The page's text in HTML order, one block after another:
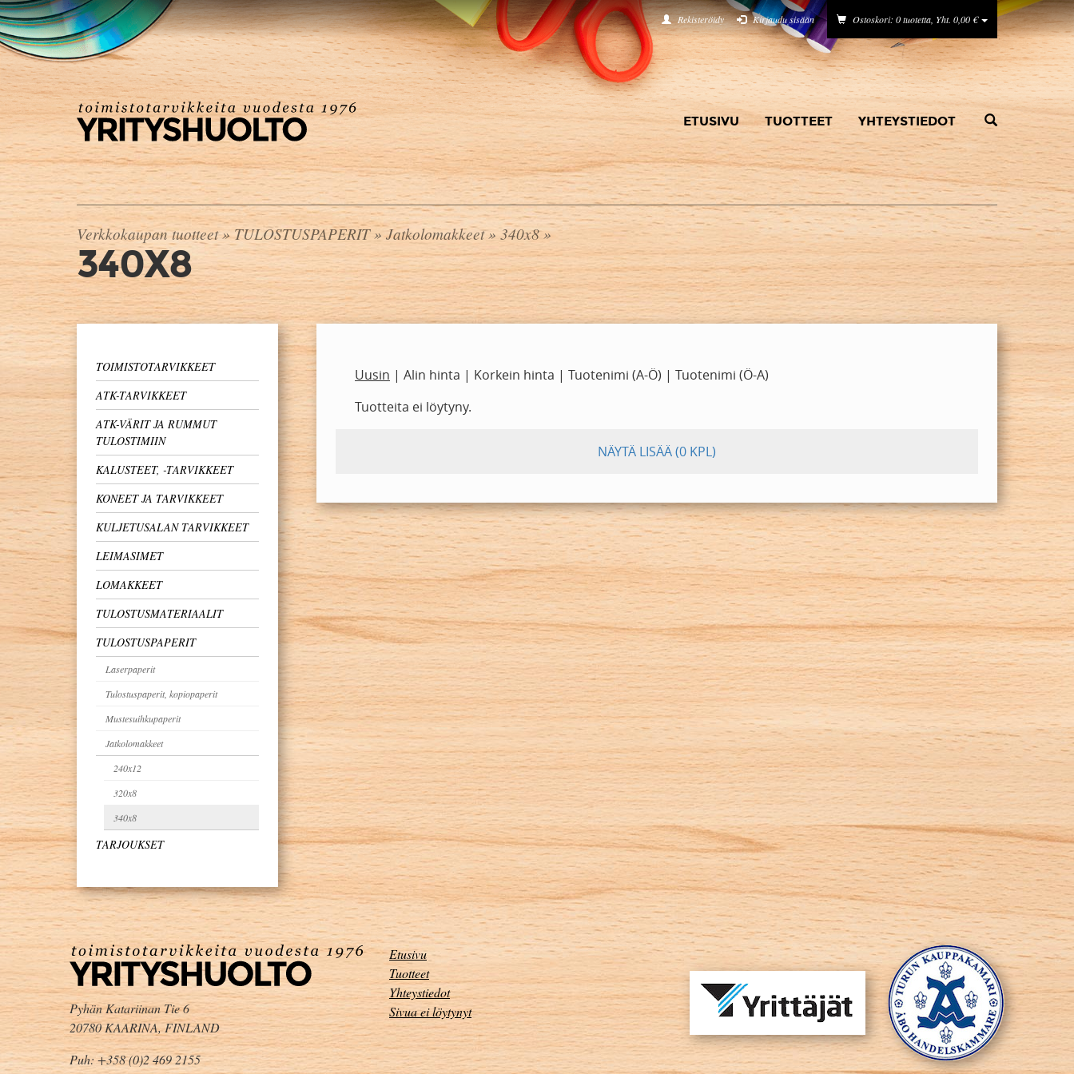
Rekisteröidy Kirjaudu sisään Ostoskori: 0 tuotetta, Yht. 0,00 €
ETUSIVU TUOTTEET YHTEYSTIEDOT
Verkkokaupan tuotteet»TULOSTUSPAPERIT»Jatkolomakkeet» 340x8»
340X8
TOIMISTOTARVIKKEET
ATK-TARVIKKEET
ATK-VÄRIT JA RUMMUT
TULOSTIMIIN
KALUSTEET, -TARVIKKEET
KONEET JA TARVIKKEET
KULJETUSALAN TARVIKKEET
LEIMASIMET
LOMAKKEET
TULOSTUSMATERIAALIT
TULOSTUSPAPERIT
Laserpaperit
Tulostuspaperit, kopiopaperit
Mustesuihkupaperit
Jatkolomakkeet
240x12
320x8
340x8
TARJOUKSET
Uusin | Alin hinta | Korkein hinta | Tuotenimi (A-Ö) | Tuotenimi (Ö-A)
Tuotteita ei löytyny.
NÄYTÄ LISÄÄ(0 KPL)
Pyhän Katariinan Tie 6
20780 KAARINA, FINLAND
Puh: +358 (0)2 469 2155
Etusivu
Tuotteet
Yhteystiedot
Sivua ei löytynyt